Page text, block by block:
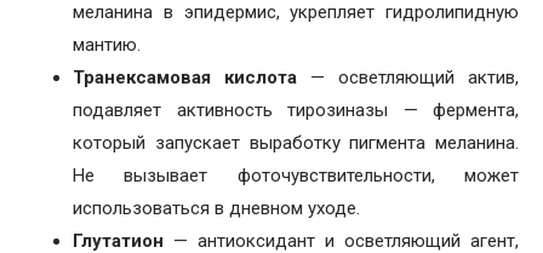
меланина в эпидермис, укрепляет гидролипидную
мантию.
Транексамовая кислота — осветляющий актив,
подавляет активность тирозиназы — фермента,
который запускает выработку пигмента меланина.
Не вызывает фоточувствительности, может
использоваться в дневном уходе.
Глутатион — антиоксидант и осветляющий агент,